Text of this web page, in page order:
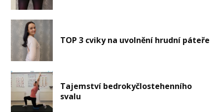
TOP 3 cviky na uvolnění hrudní páteře
Tajemství bedrokyčlostehenního
svalu